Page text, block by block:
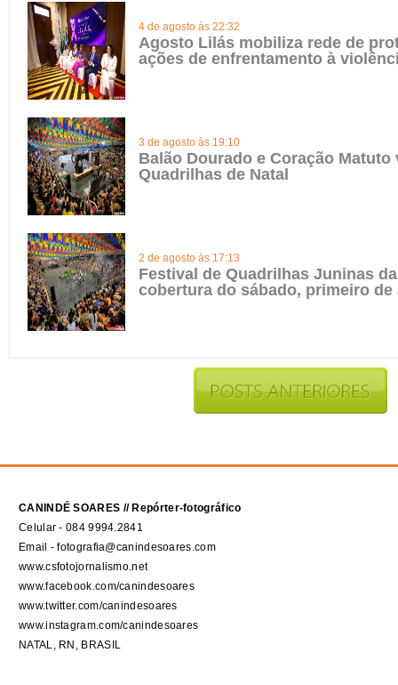
4 de agosto às 22:32
Agosto Lilás mobiliza rede de
ações de enfrentamento à
3 de agosto às 19:10
Balão Dourado e Coração Matuto
Quadrilhas de Natal
2 de agosto às 17:13
Festival de Quadrilhas Juninas
cobertura do sábado, primeiro de
CANINDÉ SOARES // Repórter-fotográfico
Celular - 084 9994.2841
Email - fotografia@canindesoares.com
www.csfotojornalismo.net
www.facebook.com/canindesoares
www.twitter.com/canindesoares
www.instagram.com/canindesoares
NATAL, RN, BRASIL